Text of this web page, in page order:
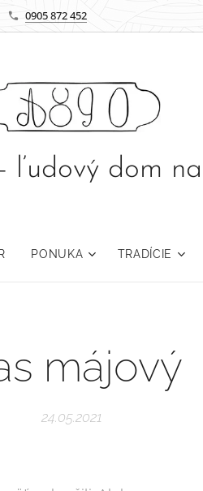
0905 872 452
ľudový dom
PONUKA TRADÍCIE
májový
24.05.2021